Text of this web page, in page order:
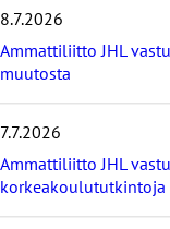
ä
t
u
t
i
e
t
8.7.2026
Ammattiliitto JHL
muutosta
7.7.2026
Ammattiliitto JHL
korkeakoulututkintoja